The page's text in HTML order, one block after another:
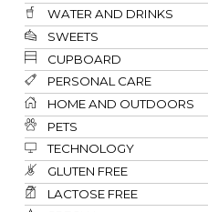
WATER AND DRINKS
SWEETS
CUPBOARD
PERSONAL CARE
HOME AND OUTDOORS
PETS
TECHNOLOGY
GLUTEN FREE
LACTOSE FREE